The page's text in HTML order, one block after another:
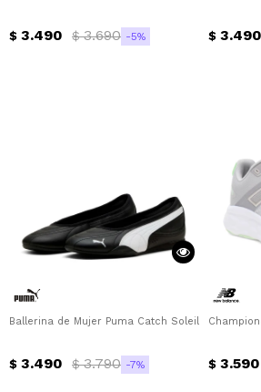
$ 3.490 $ 3.690 5 $ 3.490
Ballerina de Mujer Puma Catch Soleil Puma -
$ 3.490 $ 3.790 7 $ 3.590